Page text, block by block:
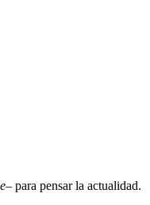
– para pensar la actualidad.